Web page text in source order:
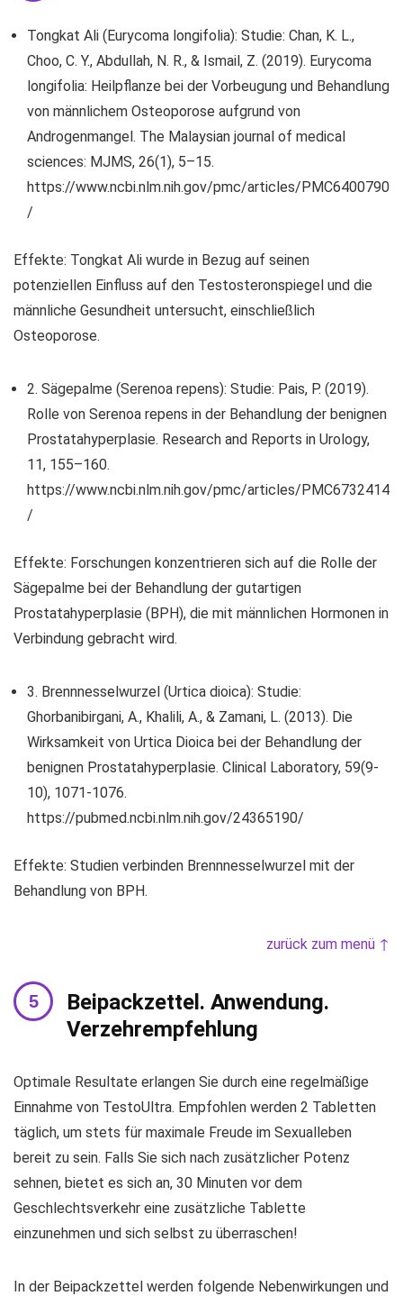
Tongkat Ali (Eurycoma longifolia): Studie: Chan, K. L.,
Choo, C. Y., Abdullah, N. R., & Ismail, Z. (2019). Eurycoma
longifolia: Heilpflanze bei der Vorbeugung und Behandlung
von männlichem Osteoporose aufgrund von
Androgenmangel. The Malaysian journal of medical
sciences: MJMS, 26(1), 5–15.
https://www.ncbi.nlm.nih.gov/pmc/articles/PMC6400790
/
Effekte: Tongkat Ali wurde in Bezug auf seinen
potenziellen Einfluss auf den Testosteronspiegel und die
männliche Gesundheit untersucht, einschließlich
Osteoporose.
2. Sägepalme (Serenoa repens): Studie: Pais, P. (2019).
Rolle von Serenoa repens in der Behandlung der benignen
Prostatahyperplasie. Research and Reports in Urology,
11, 155–160.
https://www.ncbi.nlm.nih.gov/pmc/articles/PMC6732414
/
Effekte: Forschungen konzentrieren sich auf die Rolle der
Sägepalme bei der Behandlung der gutartigen
Prostatahyperplasie (BPH), die mit männlichen Hormonen in
Verbindung gebracht wird.
3. Brennnesselwurzel (Urtica dioica): Studie:
Ghorbanibirgani, A., Khalili, A., & Zamani, L. (2013). Die
Wirksamkeit von Urtica Dioica bei der Behandlung der
benignen Prostatahyperplasie. Clinical Laboratory, 59(9-
10), 1071-1076.
https://pubmed.ncbi.nlm.nih.gov/24365190/
Effekte: Studien verbinden Brennnesselwurzel mit der
Behandlung von BPH.
zurück zum menü ↑
Beipackzettel. Anwendung.
Verzehrempfehlung
Optimale Resultate erlangen Sie durch eine regelmäßige
Einnahme von TestoUltra. Empfohlen werden 2 Tabletten
täglich, um stets für maximale Freude im Sexualleben
bereit zu sein. Falls Sie sich nach zusätzlicher Potenz
sehnen, bietet es sich an, 30 Minuten vor dem
Geschlechtsverkehr eine zusätzliche Tablette
einzunehmen und sich selbst zu überraschen!
In der Beipackzettel werden folgende Nebenwirkungen und